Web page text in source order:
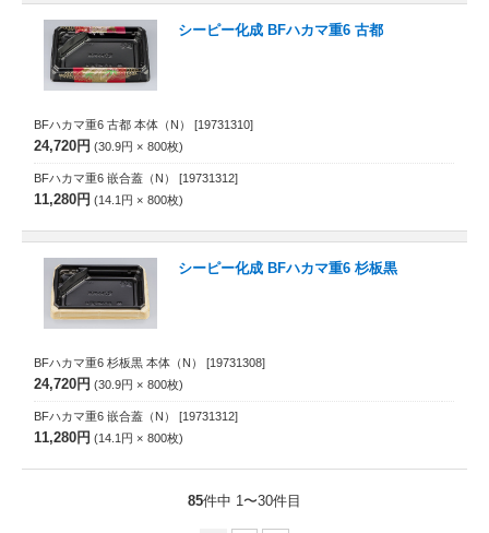
シーピー化成 BFハカマ重6 古都
BFハカマ重6 古都 本体（N） [19731310]
24,720円 30.9円 800枚
BFハカマ重6 嵌合蓋（N） [19731312]
11,280円 14.1円 800枚
シーピー化成 BFハカマ重6 杉板黒
BFハカマ重6 杉板黒 本体（N） [19731308]
24,720円 30.9円 800枚
BFハカマ重6 嵌合蓋（N） [19731312]
11,280円 14.1円 800枚
85件中 1〜30件目